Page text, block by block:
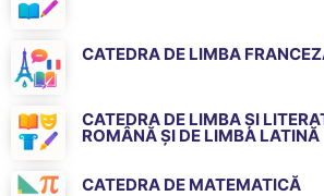
CATEDRA DE LIMBA
CATEDRA DE LIMBA ȘI
ROMÂNĂ ȘI DE LIMBA LATINĂ
CATEDRA DE MATEMATICĂ